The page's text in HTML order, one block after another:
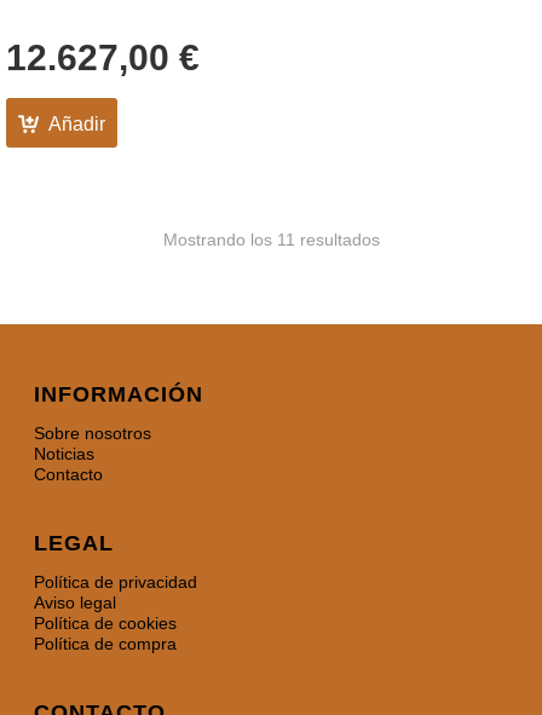
12.627,00 €
Añadir
Mostrando los 11 resultados
INFORMACIÓN
Sobre nosotros
Noticias
Contacto
LEGAL
Política de privacidad
Aviso legal
Política de cookies
Política de compra